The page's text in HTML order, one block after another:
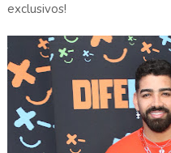
exclusivos!